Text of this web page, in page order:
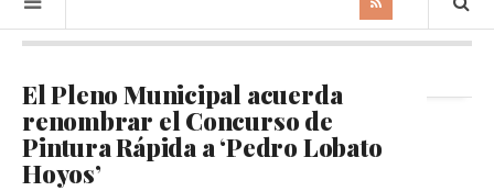
El Pleno Municipal acuerda
renombrar el Concurso de
Pintura Rápida a ‘Pedro Lobato
Hoyos’